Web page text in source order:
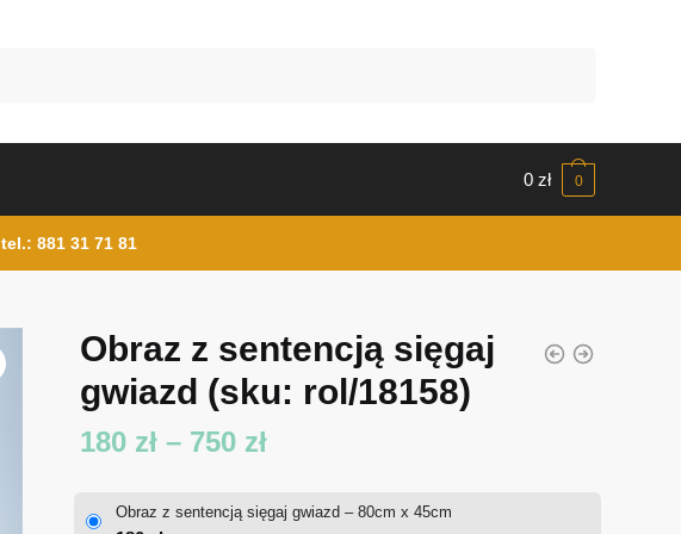
0 zł 0
tel.: 881 31 71 81
Obraz z sentencją sięgaj
gwiazd (sku: rol/18158)
180 zł – 750 złZakres
Obraz z sentencją sięgaj gwiazd – 80cm x 45cm